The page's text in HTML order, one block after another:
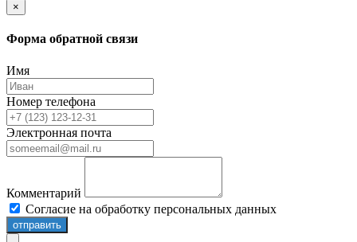
×
Форма обратной связи
Имя
Номер телефона
Электронная почта
Комментарий
Согласие на обработку персональных данных
отправить